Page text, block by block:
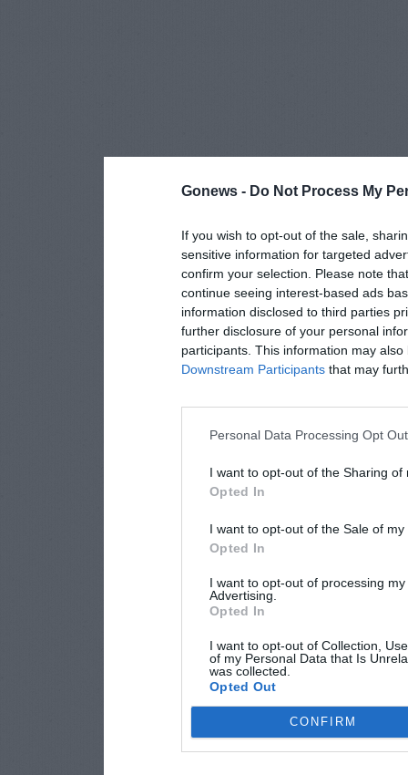
Gonews - Do Not Process My
If you wish to opt-out of the sale,
sensitive information for targeted
confirm your selection. Please note
continue seeing interest-based ads
information disclosed to third parties
further disclosure of your personal
participants. This information may
Downstream Participants that may
Personal Data Processing Opt
I want to opt-out of the Sharing of
Opted In
I want to opt-out of the Sale of
Opted In
I want to opt-out of processing
Advertising.
Opted In
I want to opt-out of Collection,
of my Personal Data that Is
was collected.
Opted Out
CONFIRM